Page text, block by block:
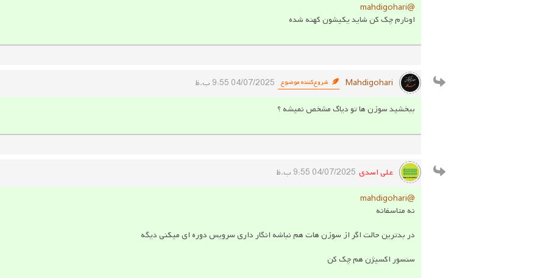
@mahdigohari
اونارم چک کن شاید یکیشون کهنه شده
Mahdigohari شروع‌کننده موضوع 04/07/2025 9:55 ب.ظ
ببخشید سوزن ها تو دیاگ مشخص نمیشه ؟
علی اسدی 04/07/2025 9:55 ب.ظ
@mahdigohari
نه متاسفانه
در بدترین حالت اگر از سوزن هات هم نباشه انگار داری سرویس دوره ای میکنی دیگه
سنسور اکسیژن هم چک کن